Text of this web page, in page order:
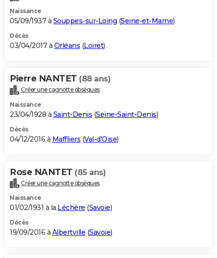
Naissance
05/09/1937 à Souppes-sur-Loing (Seine-et-Marne)
Décès
03/04/2017 à Orléans (Loiret)
Pierre NANTET (88 ans)
Créer une cagnotte obsèques
Naissance
23/04/1928 à Saint-Denis (Seine-Saint-Denis)
Décès
04/12/2016 à Maffliers (Val-d'Oise)
Rose NANTET (85 ans)
Créer une cagnotte obsèques
Naissance
01/02/1931 à la Léchère (Savoie)
Décès
19/09/2016 à Albertville (Savoie)